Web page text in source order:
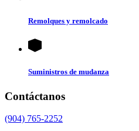
Remolques y remolcado
Suministros de mudanza
Contáctanos
(904) 765-2252